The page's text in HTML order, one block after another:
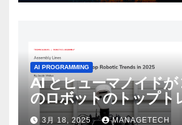
AI PROGRAMMING
AI とヒューマノイドが
のロボットのトップト
ASSEMBLY
3月 18, 2025 MANAGETECH